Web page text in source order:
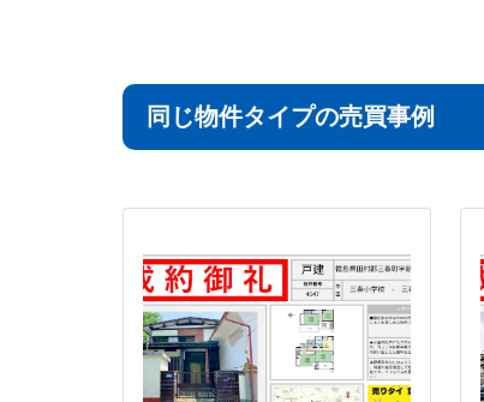
同じ物件タイプの売買事例